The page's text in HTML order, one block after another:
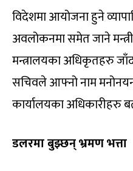
विदेशमा आयोजना हुने
अवलोकनमा समेत जाने
मन्त्रालयका अधिकृतहरु
सचिवले आफ्नो नाम मनोनयन
कार्यालयका अधिकारीहरु
डलरमा बुझ्छन् भ्रमण भत्ता